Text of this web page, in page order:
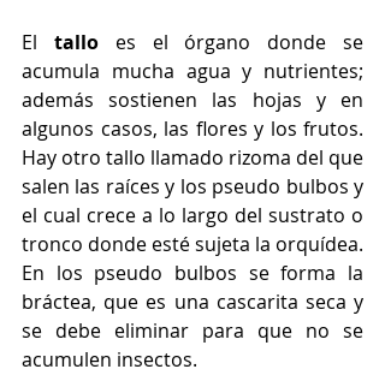
El tallo es el órgano donde se
acumula mucha agua y nutrientes;
además sostienen las hojas y en
algunos casos, las flores y los frutos.
Hay otro tallo llamado rizoma del que
salen las raíces y los pseudo bulbos y
el cual crece a lo largo del sustrato o
tronco donde esté sujeta la orquídea.
En los pseudo bulbos se forma la
bráctea, que es una cascarita seca y
se debe eliminar para que no se
acumulen insectos.